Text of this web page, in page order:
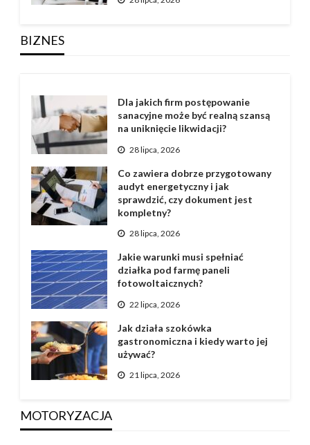
BIZNES
Dla jakich firm postępowanie
sanacyjne może być realną szansą
na uniknięcie likwidacji?
28 lipca, 2026
Co zawiera dobrze przygotowany
audyt energetyczny i jak
sprawdzić, czy dokument jest
kompletny?
28 lipca, 2026
Jakie warunki musi spełniać
działka pod farmę paneli
fotowoltaicznych?
22 lipca, 2026
Jak działa szokówka
gastronomiczna i kiedy warto jej
używać?
21 lipca, 2026
MOTORYZACJA